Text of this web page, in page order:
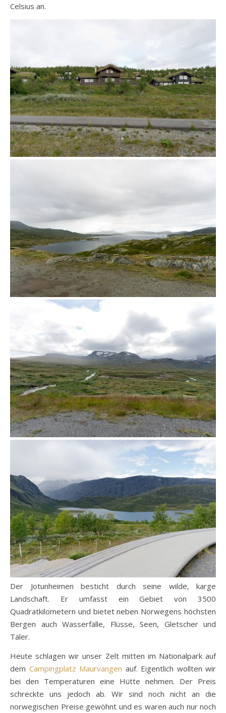
Celsius an.
Der Jotunheimen besticht durch seine wilde, karge
Landschaft. Er umfasst ein Gebiet von 3500
Quadratkilometern und bietet neben Norwegens höchsten
Bergen auch Wasserfälle, Flüsse, Seen, Gletscher und
Täler.
Heute schlagen wir unser Zelt mitten im Nationalpark auf
dem Campingplatz Maurvangen auf. Eigentlich wollten wir
bei den Temperaturen eine Hütte nehmen. Der Preis
schreckte uns jedoch ab. Wir sind noch nicht an die
norwegischen Preise gewöhnt und es waren auch nur noch